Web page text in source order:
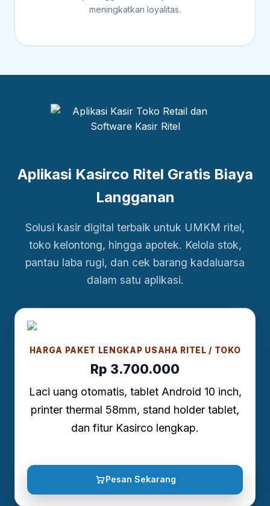
meningkatkan loyalitas.
Aplikasi Kasirco Ritel Gratis Biaya
Langganan
Solusi kasir digital terbaik untuk UMKM ritel,
toko kelontong, hingga apotek. Kelola stok,
pantau laba rugi, dan cek barang kadaluarsa
dalam satu aplikasi.
HARGA PAKET LENGKAP USAHA RITEL / TOKO
Rp 3.700.000
Laci uang otomatis, tablet Android 10 inch,
printer thermal 58mm, stand holder tablet,
dan fitur Kasirco lengkap.
Pesan Sekarang